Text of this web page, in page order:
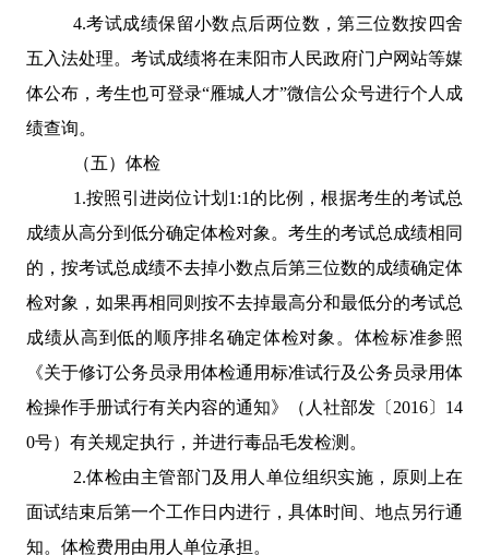
4.考试成绩保留小数点后两位数，第三位数按四舍
五入法处理。考试成绩将在耒阳市人民政府门户网站等媒
体公布，考生也可登录“雁城人才”微信公众号进行个人成
绩查询。
（五）体检
1.按照引进岗位计划 1:1 的比例，根据考生的考试总
成绩从高分到低分确定体检对象。考生的考试总成绩相同
的，按考试总成绩不去掉小数点后第三位数的成绩确定体
检对象，如果再相同则按不去掉最高分和最低分的考试总
成绩从高到低的顺序排名确定体检对象。体检标准参照
《关于修订公务员录用体检通用标准试行及公务员录用体
检操作手册试行有关内容的通知》（人社部发〔 2016〕 14
0号）有关规定执行，并进行毒品毛发检测。
2.体检由主管部门及用人单位组织实施，原则上在
面试结束后第一个工作日内进行，具体时间、地点另行通
知。体检费用由用人单位承担。